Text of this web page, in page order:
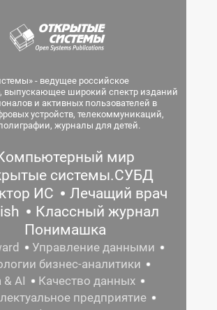
- ведущее российское
выпускающее широкий спектр изданий
и активных пользователей в
устройств, телекоммуникаций,
журналы для детей.
мир
системы.СУБД
ИС
Лечащий врач
Классный журнал
Понимашка
Управление данными
бизнес-аналитики
& AI
Качество данных
предприятие